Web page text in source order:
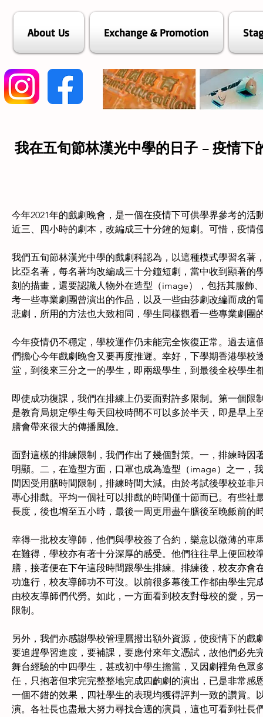
About Us Exchange & Promotion
我在五旬節林漢光中學的日子 – 疫情下
今年2021年的戲劇晚會，是一個在疫情下可供學界參考的
近三、四小時的劇本，改編成三十分鐘的短劇。可惜，疫情
我們五旬節林漢光中學的戲劇科認為，以這種模式學習名
比亞名著，每名著均改編成三十分鐘短劇，當中收到顯著
刻的描畫，還要認識人物外在造型（image），包括其服飾
考一些專業劇團曾演出的作品，以及一些由莎劇改編而成
悲劇，所用的方法也大致相同，學生同樣觀看一些專業劇
今年疫情仍不穩定，學校運作仍未能完全恢復正常。過去
們擔心今年戲劇晚會又要再度推遲。幸好，下學期香港學
堂，到後來三分之一的學生，即兩級學生，到最後全校學生
即使成功復課，我們在排練上仍要面對許多限制。第一個
是教育局規定學生每天回校時間不可以多於半天，即是早
膳會帶來很大的傳播風險。
面對這樣的排練限制，我們作出了幾個對策。一，排練時
明顯。二，在造型方面，口罩也成為造型（image）之一，
間因受用膳時間限制，排練時間大減。由於考試後學校並
專心排戲。平均一個社可以排戲的時間僅十節而已。有些
長度，後也增至五小時，最後一周更用盡午膳後至晚飯前的
幸得一批校友導師，他們與學校簽了合約，樂意以微薄的
在難得，學校亦有著十分深厚的感受。他們往往早上便回
膳，接著便在下午這段時間跟學生排練。排練後，校友亦
功進行，校友導師功不可沒。以前很多幕後工作都由學生
由校友導師們代勞。如此，一方面看到校友對母校的愛，
限制。
另外，我們亦感謝學校管理層撥出額外資源，使疫情下的
要追趕學習進度，要補課，要應付來年文憑試，故他們必
舞台經驗的中四學生，甚或初中學生擔當，又因劇裡角色
任，只抱著但求完完整整地完成四齣劇的演出，已是非常
一個不錯的效果，四社學生的表現均獲得評判一致的讚賞
演。各社長也盡最大努力尋找合適的演員，這也可看到社